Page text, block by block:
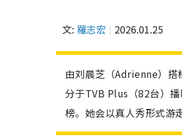
文: 羅志宏 2026.01.25
由刘晨芝（Adrienne）搭
分于TVB Plus（82台）
榜。她会以真人秀形式游